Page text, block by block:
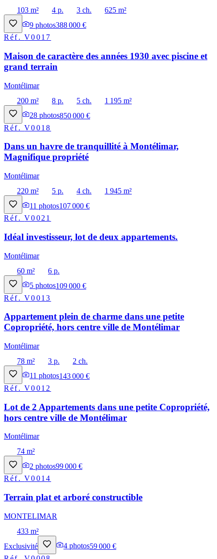
103 m²
4 p. 3 ch.
625 m²
9 photos388 000 €
Réf.V0017
Maison de caractère des années 1930 avec piscine et
grand terrain
Montélimar
200 m²
8 p. 5 ch.
1 195 m²
28 photos850 000 €
Réf.V0018
Dans un havre de tranquillité à Montélimar,
Magnifique propriété
Montélimar
220 m²
5 p. 4 ch.
1 945 m²
11 photos107 000 €
Réf.V0021
Idéal investisseur, lot de deux appartements.
Montélimar
60 m²
6 p.
5 photos109 000 €
Réf.V0013
Appartement plein de charme dans une petite
Copropriété, hors centre ville de Montélimar
Montélimar
78 m²
3 p.
2 ch.
11 photos143 000 €
Réf.V0012
Lot de 2 Appartements dans une petite Copropriété,
hors centre ville de Montélimar
Montélimar
74 m²
2 photos99 000 €
Réf.V0014
Terrain plat et arboré constructible
MONTELIMAR
433 m²
Exclusivité
4 photos59 000 €